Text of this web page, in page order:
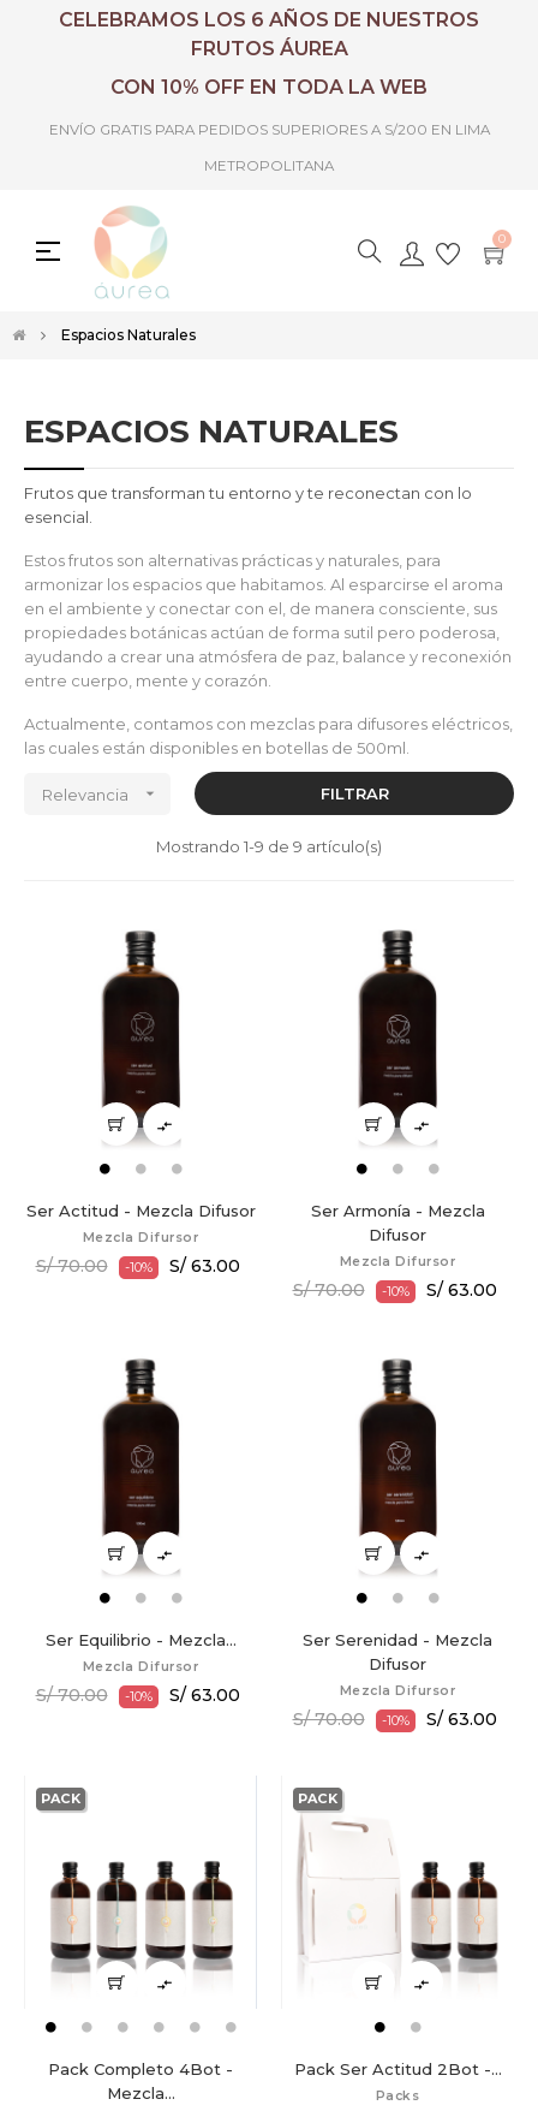
CELEBRAMOS LOS 6 AÑOS DE NUESTROS
FRUTOS ÁUREA
CON 10% OFF EN TODA LA WEB
ENVÍO GRATIS PARA PEDIDOS SUPERIORES A S/200 EN LIMA
METROPOLITANA
Toggle
navigation
☰ 0
Espacios Naturales
ESPACIOS NATURALES
Frutos que transforman tu entorno y te reconectan con lo
esencial.
Estos frutos son alternativas prácticas y naturales, para
armonizar los espacios que habitamos. Al esparcirse el aroma
en el ambiente y conectar con el, de manera consciente, sus
propiedades botánicas actúan de forma sutil pero poderosa,
ayudando a crear una atmósfera de paz, balance y reconexión
entre cuerpo, mente y corazón.
Actualmente, contamos con mezclas para difusores eléctricos,
las cuales están disponibles en botellas de 500ml.
Relevancia  FILTRAR
Mostrando 1-9 de 9 artículo(s)

Ser Actitud - Mezcla Difusor
Mezcla Difursor
S/ 70.00 -10% S/ 63.00

Ser Armonía - Mezcla
Difusor
Mezcla Difursor
S/ 70.00 -10% S/ 63.00

Ser Equilibrio - Mezcla...
Mezcla Difursor
S/ 70.00 -10% S/ 63.00

Ser Serenidad - Mezcla
Difusor
Mezcla Difursor
S/ 70.00 -10% S/ 63.00
PACK

Pack Completo 4Bot -
Mezcla...
PACK

Pack Ser Actitud 2Bot -...
Packs